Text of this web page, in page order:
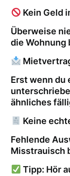
Kein Geld
Überweise
die Wohnung
Erst wenn du
ähnliches
Keine
Fehlende
Misstrauisch
Tipp: Hör